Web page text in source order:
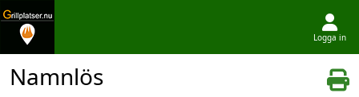
Logga in
Namnlös